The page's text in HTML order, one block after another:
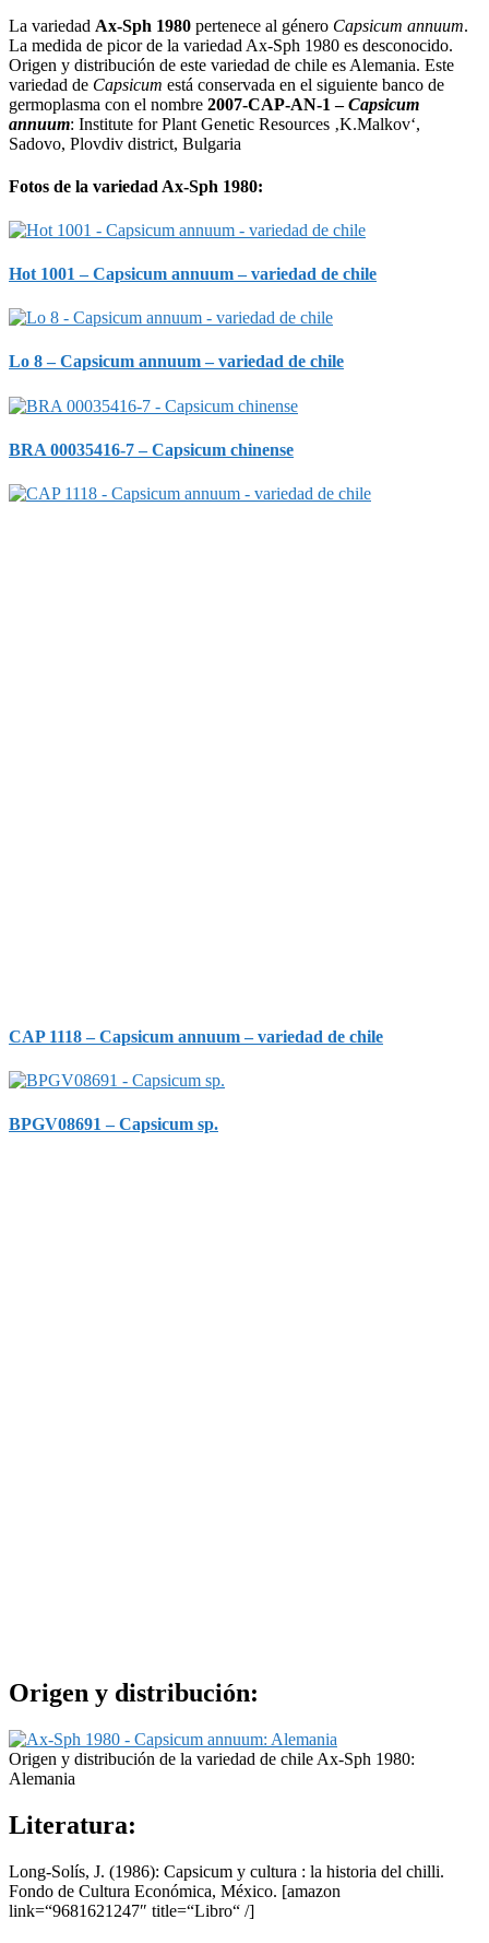
La variedad Ax-Sph 1980 pertenece al género Capsicum annuum.
La medida de picor de la variedad Ax-Sph 1980 es desconocido.
Origen y distribución de este variedad de chile es Alemania. Este
variedad de Capsicum está conservada en el siguiente banco de
germoplasma con el nombre 2007-CAP-AN-1 –Capsicum
annuum: Institute for Plant Genetic Resources ‚K.Malkov‘,
Sadovo, Plovdiv district, Bulgaria
Fotos de la variedad Ax-Sph 1980:
Hot 1001 – Capsicum annuum – variedad de chile
Lo 8 – Capsicum annuum – variedad de chile
BRA 00035416-7 – Capsicum chinense
CAP 1118 – Capsicum annuum – variedad de chile
BPGV08691 – Capsicum sp.
Origen y distribución:
Origen y distribución de la variedad de chile Ax-Sph 1980:
Alemania
Literatura:
Long-Solís, J. (1986): Capsicum y cultura : la historia del chilli.
Fondo de Cultura Económica, México. [amazon
link=“9681621247″ title=“Libro“ /]